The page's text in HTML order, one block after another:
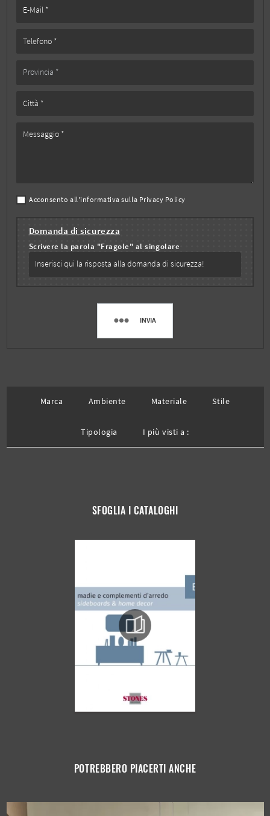
Acconsento all'informativa sulla Privacy Policy
Domanda di sicurezza
Scrivere la parola "Fragole" al singolare
INVIA
Marca Ambiente Materiale Stile
Tipologia I più visti a :
SFOGLIA I CATALOGHI
POTREBBERO PIACERTI ANCHE